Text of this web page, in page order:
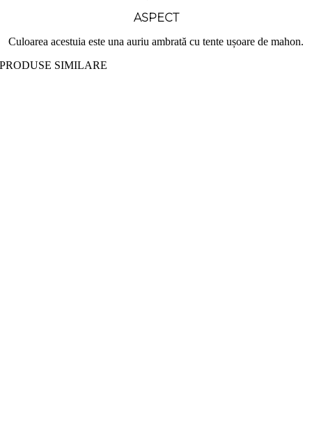
ASPECT
Culoarea acestuia este una auriu ambrată cu tente ușoare de mahon.
PRODUSE SIMILARE